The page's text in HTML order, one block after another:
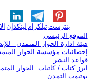
لينكدإن تيلكرامبنترست
الموقع الرئيسي
هيئة ادارة الحوار المتمدن -
إحصائيات مؤسسة الحوار
قواعد النشر
ابرز كتاب / كاتبات الحوار
يوتيوب التمدن